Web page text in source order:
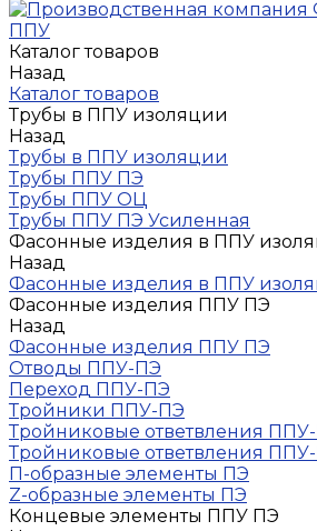
Каталог товаров
Назад
Каталог товаров
Трубы в ППУ изоляции
Назад
Трубы в ППУ изоляции
Трубы ППУ ПЭ
Трубы ППУ ОЦ
Трубы ППУ ПЭ Усиленная
Фасонные изделия в ППУ
Назад
Фасонные изделия в ППУ
Фасонные изделия ППУ ПЭ
Назад
Фасонные изделия ППУ ПЭ
Отводы ППУ-ПЭ
Переход ППУ-ПЭ
Тройники ППУ-ПЭ
Тройниковые ответвления
Тройниковые ответвления
П-образные элементы ПЭ
Z-образные элементы ПЭ
Концевые элементы ППУ ПЭ